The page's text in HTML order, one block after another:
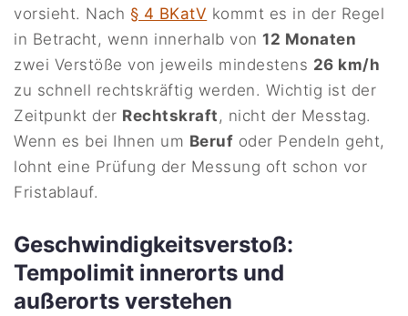
vorsieht. Nach § 4 BKatV kommt es in der Regel
in Betracht, wenn innerhalb von12 Monaten
zwei Verstöße von jeweils mindestens 26 km/h
zu schnell rechtskräftig werden. Wichtig ist der
Zeitpunkt der Rechtskraft, nicht der Messtag.
Wenn es bei Ihnen um Beruf oder Pendeln geht,
lohnt eine Prüfung der Messung oft schon vor
Fristablauf.
Geschwindigkeitsverstoß:
Tempolimit innerorts und
außerorts verstehen